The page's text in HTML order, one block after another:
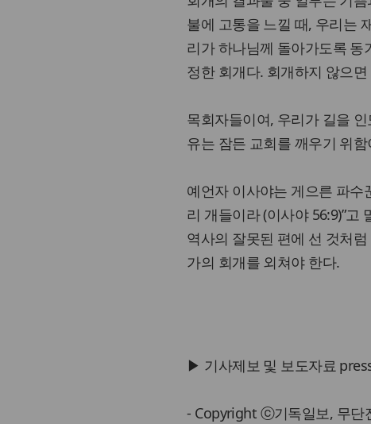
불에 고통을 느낄 때, 우리는
리가 하나님께 돌아가도록 동
정한 회개다. 회개하지 않으
목회자들이여, 우리가 길을
유는 잠든 교회를 깨우기 위
예언자 이사야는 게으른 파수
리 개들이라 (이사야 56:9)”고
역사의 잘못된 편에 선 것처
가의 회개를 외쳐야 한다.
▶ 기사제보 및 보도자료
- Copyright ⓒ기독일보, 무단